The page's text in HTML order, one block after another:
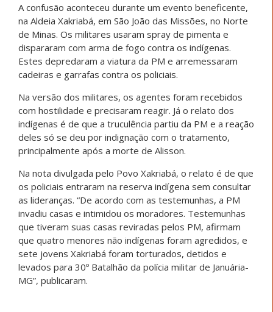
A confusão aconteceu durante um evento beneficente,
na Aldeia Xakriabá, em São João das Missões, no Norte
de Minas. Os militares usaram spray de pimenta e
dispararam com arma de fogo contra os indígenas.
Estes depredaram a viatura da PM e arremessaram
cadeiras e garrafas contra os policiais.
Na versão dos militares, os agentes foram recebidos
com hostilidade e precisaram reagir. Já o relato dos
indígenas é de que a truculência partiu da PM e a reação
deles só se deu por indignação com o tratamento,
principalmente após a morte de Alisson.
Na nota divulgada pelo Povo Xakriabá, o relato é de que
os policiais entraram na reserva indígena sem consultar
as lideranças. “De acordo com as testemunhas, a PM
invadiu casas e intimidou os moradores. Testemunhas
que tiveram suas casas reviradas pelos PM, afirmam
que quatro menores não indígenas foram agredidos, e
sete jovens Xakriabá foram torturados, detidos e
levados para 30º Batalhão da polícia militar de Januária-
MG”, publicaram.